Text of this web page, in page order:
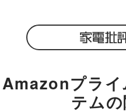
Amazonプライ
テム